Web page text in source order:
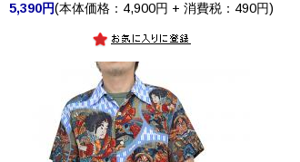
5,390円(本体価格：4,900円 + 消費税：490円)